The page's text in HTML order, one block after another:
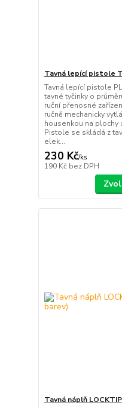
Tavná lepící pistole
Tavná lepící pistole
tavné tyčinky o
ruční přenosné
ručně mechanicky
housenkou na plochy
Pistole se skládá z
elek...
230 Kč/ks
190 Kč bez DPH
Tavná náplň